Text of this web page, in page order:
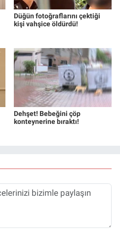
Düğün fotoğraflarını çektiği
kişi vahşice öldürdü!
Dehşet! Bebeğini çöp
konteynerine bıraktı!